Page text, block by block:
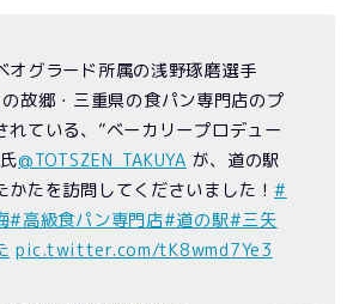
オグラード所属の浅野琢磨選手
の故郷・三重県の食パン専門店のプ
れている、”ベーカリープロデュー
@TOTSZEN_TAKUYA が、道の駅
かたを訪問してくださいました！#
#高級食パン専門店#道の駅#三矢
pic.twitter.com/tK8wmd7Ye3